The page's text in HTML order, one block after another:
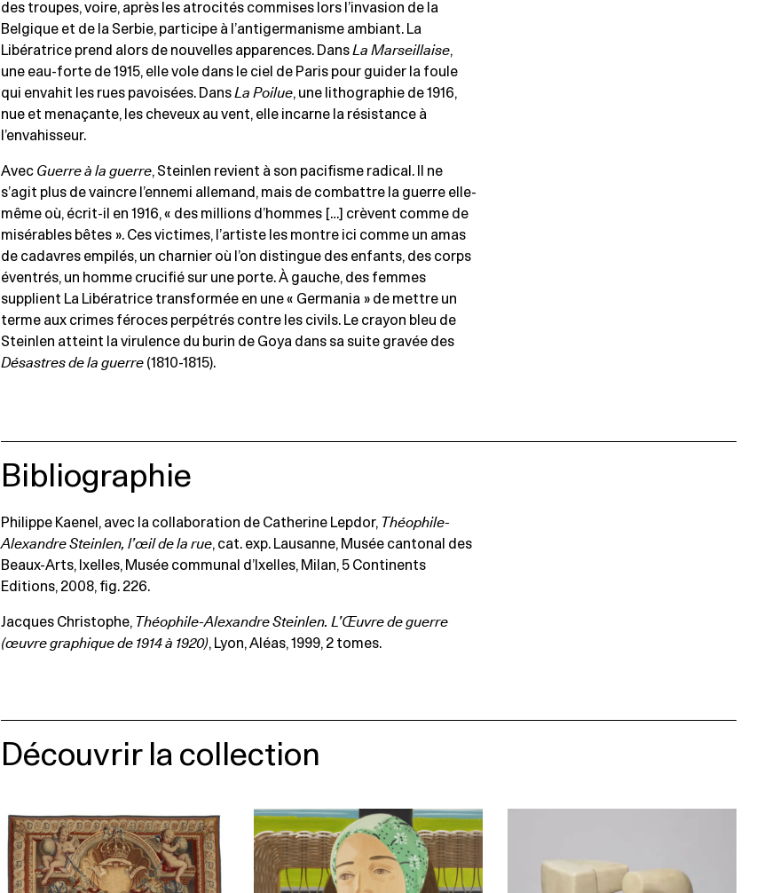
des troupes, voire, après les atrocités commises lors l’invasion de la
Belgique et de la Serbie, participe à l’antigermanisme ambiant. La
Libératrice prend alors de nouvelles apparences. DansLa Marseillaise,
une eau-forte de 1915, elle vole dans le ciel de Paris pour guider la foule
qui envahit les rues pavoisées. DansLa Poilue, une lithographie de 1916,
nue et menaçante, les cheveux au vent, elle incarne la résistance à
l’envahisseur.
Avec Guerre à la guerre, Steinlen revient à son pacifisme radical. Il ne
s’agit plus de vaincre l’ennemi allemand, mais de combattre la guerre elle-
même où, écrit-il en 1916, « des millions d’hommes […] crèvent comme de
misérables bêtes ». Ces victimes, l’artiste les montre ici comme un amas
de cadavres empilés, un charnier où l’on distingue des enfants, des corps
éventrés, un homme crucifié sur une porte. À gauche, des femmes
supplient La Libératrice transformée en une « Germania » de mettre un
terme aux crimes féroces perpétrés contre les civils. Le crayon bleu de
Steinlen atteint la virulence du burin de Goya dans sa suite gravée des
Désastres de la guerre (1810-1815).
Bibliographie
Philippe Kaenel, avec la collaboration de Catherine Lepdor, Théophile-
Alexandre Steinlen, l’œil de la rue, cat. exp. Lausanne, Musée cantonal des
Beaux-Arts, Ixelles, Musée communal d’Ixelles, Milan, 5 Continents
Editions, 2008, fig. 226.
Jacques Christophe, Théophile-Alexandre Steinlen. L’Œuvre de guerre
(œuvre graphique de 1914 à 1920), Lyon, Aléas, 1999, 2 tomes.
Découvrir la collection